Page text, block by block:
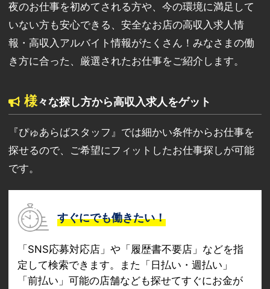
夜のお仕事を初めてされる方や、今の環境に満足して
いない方も安心できる、安全なお店の高収入求人情
報・高収入アルバイト情報がたくさん！みなさまの働
き方に合った、厳選されたお仕事をご紹介します。
様々な探し方から高収入求人をゲット
『ぴゅあらばスタッフ』では細かい条件からお仕事を
探せるので、ご希望にフィットしたお仕事探しが可能
です。
すぐにでも働きたい！
「SNS応募対応店」や「履歴書不要店」などを指
定して検索できます。また「日払い・週払い」
「前払い」可能の店舗なども探せてすぐにお金が